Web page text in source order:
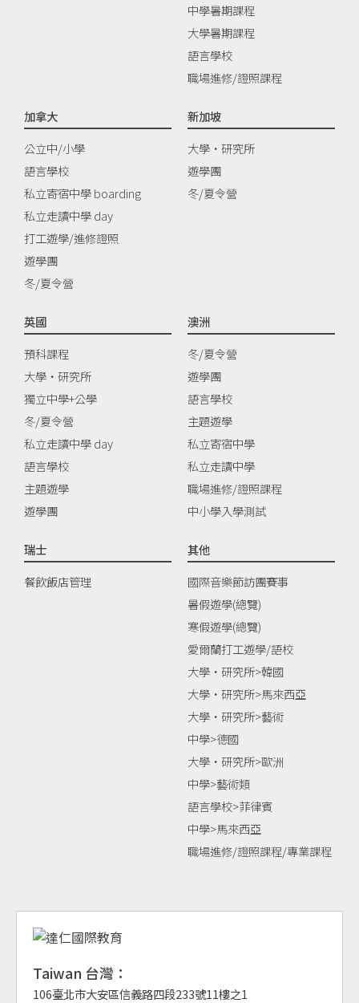
中學暑期課程
大學暑期課程
語言學校
職場進修/證照課程
加拿大
公立中/小學
語言學校
私立寄宿中學 boarding
私立走讀中學 day
打工遊學/進修證照
遊學團
冬/夏令營
新加坡
大學‧研究所
遊學團
冬/夏令營
英國
預科課程
大學‧研究所
獨立中學+公學
冬/夏令營
私立走讀中學 day
語言學校
主題遊學
遊學團
澳洲
冬/夏令營
遊學團
語言學校
主題遊學
私立寄宿中學
私立走讀中學
職場進修/證照課程
中小學入學測試
瑞士
餐飲飯店管理
其他
國際音樂節訪團賽事
暑假遊學(總覽)
寒假遊學(總覽)
愛爾蘭打工遊學/語校
大學‧研究所>韓國
大學‧研究所>馬來西亞
大學‧研究所>藝術
中學>德國
大學‧研究所>歐洲
中學>藝術類
語言學校>菲律賓
中學>馬來西亞
職場進修/證照課程/專業課程
Taiwan 台灣：
106臺北市大安區信義路四段233號11樓之1